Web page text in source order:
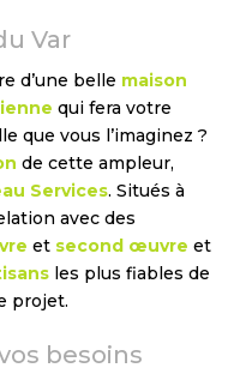
Var
d’une belle maison
qui fera votre
que vous l’imaginez ?
de cette ampleur,
Services. Situés à
avec des
et second œuvre et
les plus fiables de
projet.
besoins